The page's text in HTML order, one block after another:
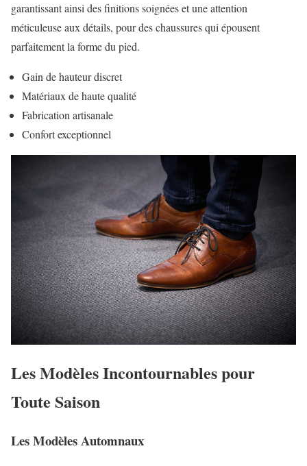
garantissant ainsi des finitions soignées et une attention
méticuleuse aux détails, pour des chaussures qui épousent
parfaitement la forme du pied.
Gain de hauteur discret
Matériaux de haute qualité
Fabrication artisanale
Confort exceptionnel
Les Modèles Incontournables pour
Toute Saison
Les Modèles Automnaux